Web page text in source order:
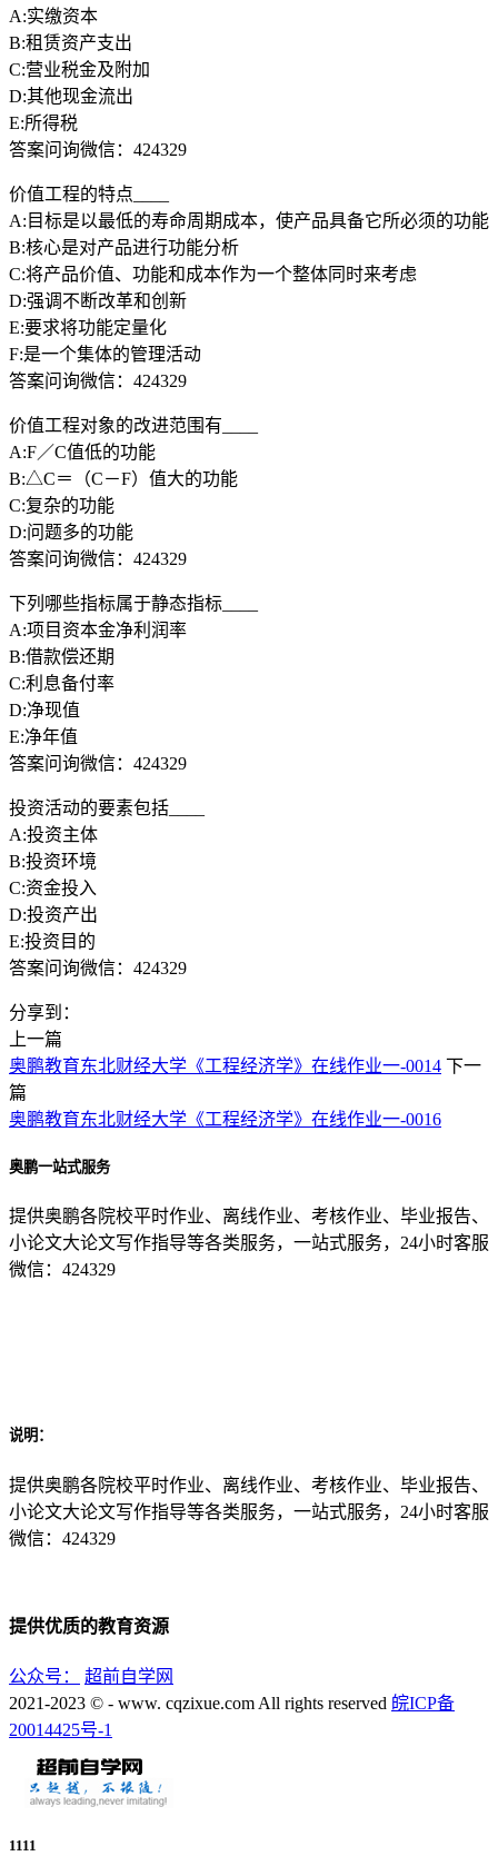
A:实缴资本
B:租赁资产支出
C:营业税金及附加
D:其他现金流出
E:所得税
答案问询微信：424329
价值工程的特点____
A:目标是以最低的寿命周期成本，使产品具备它所必须的功能
B:核心是对产品进行功能分析
C:将产品价值、功能和成本作为一个整体同时来考虑
D:强调不断改革和创新
E:要求将功能定量化
F:是一个集体的管理活动
答案问询微信：424329
价值工程对象的改进范围有____
A:F／C值低的功能
B:△C＝（C－F）值大的功能
C:复杂的功能
D:问题多的功能
答案问询微信：424329
下列哪些指标属于静态指标____
A:项目资本金净利润率
B:借款偿还期
C:利息备付率
D:净现值
E:净年值
答案问询微信：424329
投资活动的要素包括____
A:投资主体
B:投资环境
C:资金投入
D:投资产出
E:投资目的
答案问询微信：424329
分享到：
上一篇
奥鹏教育东北财经大学《工程经济学》在线作业一-0014 下一
篇
奥鹏教育东北财经大学《工程经济学》在线作业一-0016
奥鹏一站式服务
提供奥鹏各院校平时作业、离线作业、考核作业、毕业报告、
小论文大论文写作指导等各类服务，一站式服务，24小时客服
微信：424329
说明：
提供奥鹏各院校平时作业、离线作业、考核作业、毕业报告、
小论文大论文写作指导等各类服务，一站式服务，24小时客服
微信：424329
提供优质的教育资源
公众号：
超前自学网
2021-2023 © - www. cqzixue.com All rights reserved 皖ICP备
20014425号-1
1111